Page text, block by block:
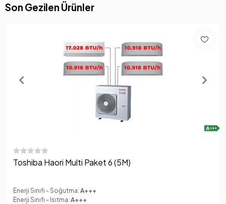
Son Gezilen Ürünler
Toshiba Haori Multi Paket 6 (5M)
Enerji Sınıfı - Soğutma: A+++
Enerji Sınıfı - Isıtma: A+++